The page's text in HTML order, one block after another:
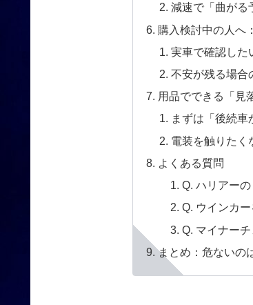
減速で「曲がる
購入検討中の人へ
実車で確認した
不安が残る場合
用品でできる「見
まずは「後続
電装を触りたく
よくある質問
Q. ハリアー
Q. ウインカ
Q. マイナー
まとめ：危ないの